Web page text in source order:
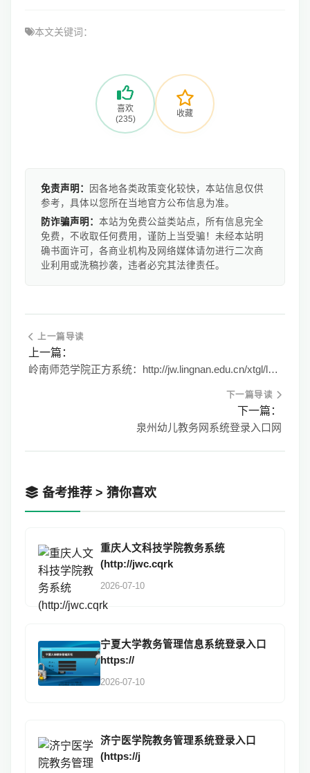
本文关键词：
喜欢
(235)
收藏
免责声明：
因各地各类政策变化较快，本站信息仅供
参考，具体以您所在当地官方公布信息为准。
防诈骗声明： 本站为免费公益类站点，所有信息完全
免费，不收取任何费用，谨防上当受骗！未经本站明
确书面许可，各商业机构及网络媒体请勿进行二次商
业利用或洗稿抄袭，违者必究其法律责任。
上一篇导读
上一篇：
岭南师范学院正方系统：http://jw.lingnan.edu.cn/xtgl/login_slogin.html
下一篇导读
下一篇：
泉州幼儿教务网系统登录入口网
备考推荐 > 猜你喜欢
重庆人文科技学院教务系统
(http://jwc.cqrk
2026-07-10
宁夏大学教务管理信息系统登录入口
https://
2026-07-10
济宁医学院教务管理系统登录入口
(https://j